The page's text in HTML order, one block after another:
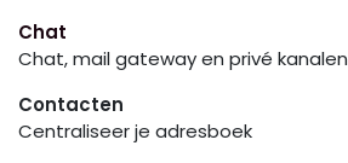
Chat
Chat, mail gateway en privé kanalen
Contacten
Centraliseer je adresboek